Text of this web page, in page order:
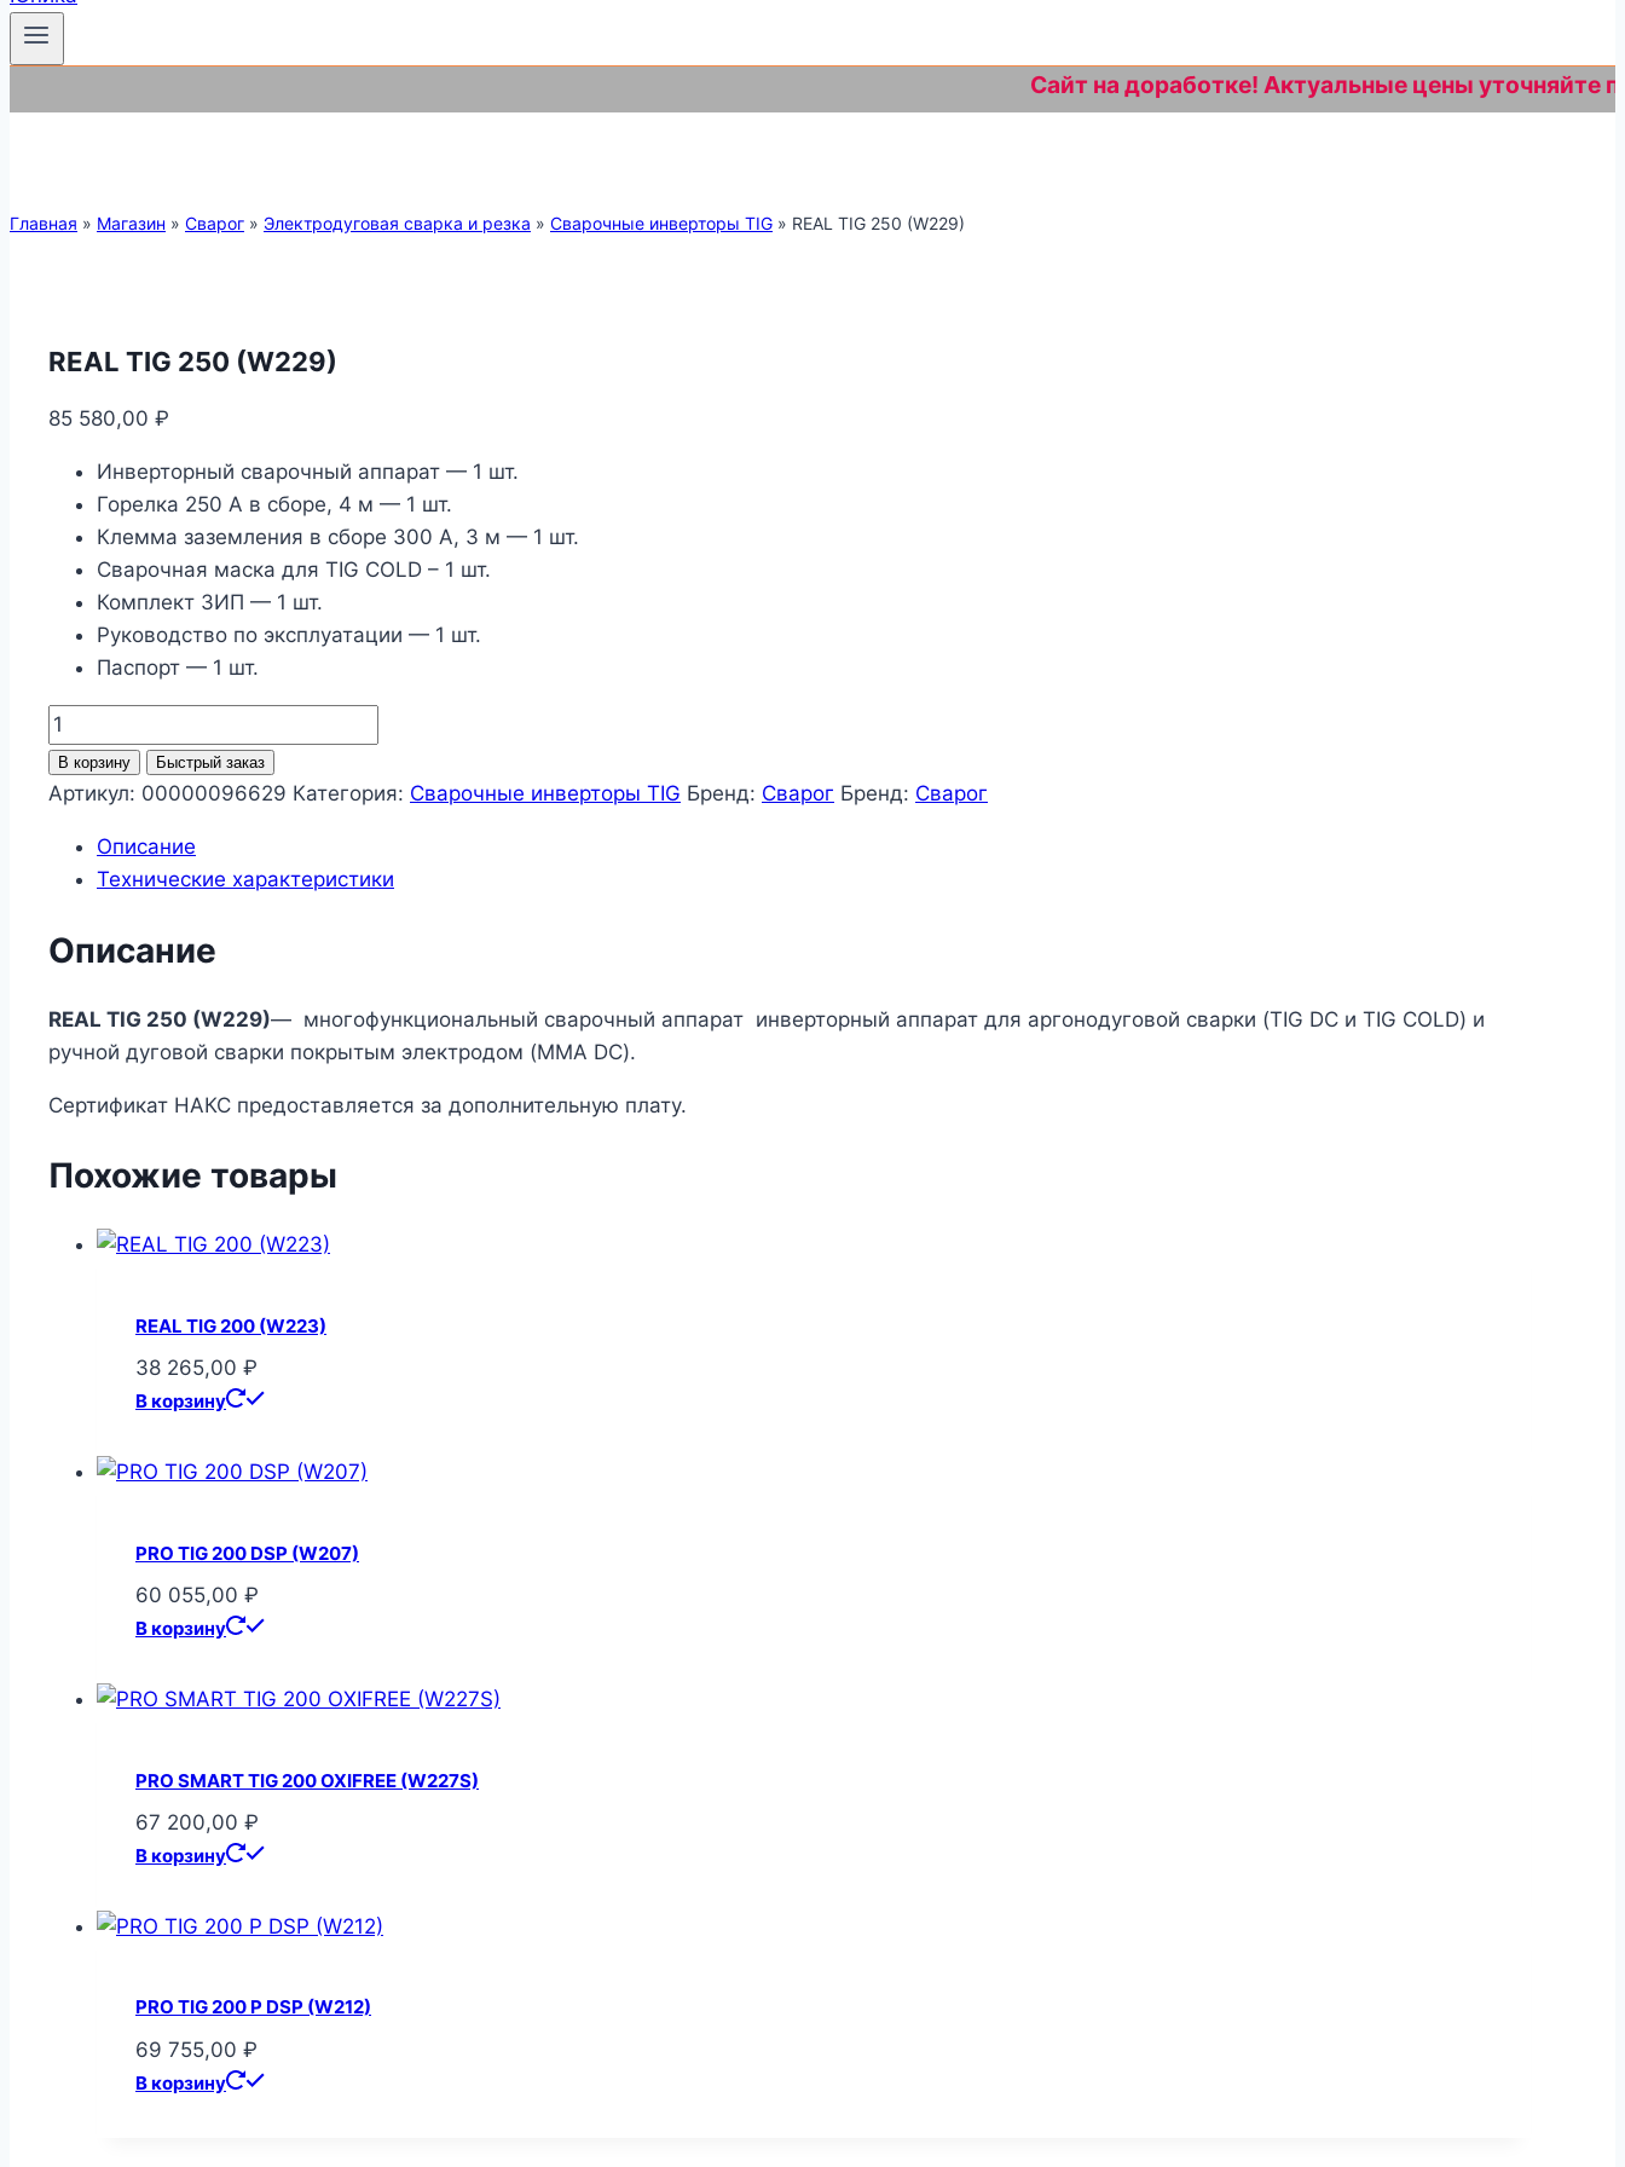
Сайт на доработке! Актуальные цены уточняйте по
Главная » Магазин » Сварог » Электродуговая сварка и резка » Сварочные инверторы TIG » REAL TIG 250 (W229)
REAL TIG 250 (W229)
85 580,00 ₽
Инверторный сварочный аппарат — 1 шт.
Горелка 250 А в сборе, 4 м — 1 шт.
Клемма заземления в сборе 300 А, 3 м — 1 шт.
Сварочная маска для TIG COLD – 1 шт.
Комплект ЗИП — 1 шт.
Руководство по эксплуатации — 1 шт.
Паспорт — 1 шт.
Количество
товара
REAL
250
(W229)
В корзину Быстрый заказ
Артикул: 00000096629 Категория: Сварочные инверторы TIG Бренд: Сварог Бренд: Сварог
Описание
Технические характеристики
Описание
REAL TIG 250 (W229)— многофункциональный сварочный аппарат инверторный аппарат для аргонодуговой сварки (TIG DC и TIG COLD) и
ручной дуговой сварки покрытым электродом (MMA DC).
Сертификат НАКС предоставляется за дополнительную плату.
Похожие товары
REAL TIG 200 (W223)
38 265,00 ₽
В корзину
PRO TIG 200 DSP (W207)
60 055,00 ₽
В корзину
PRO SMART TIG 200 OXIFREE (W227S)
67 200,00 ₽
В корзину
PRO TIG 200 P DSP (W212)
69 755,00 ₽
В корзину